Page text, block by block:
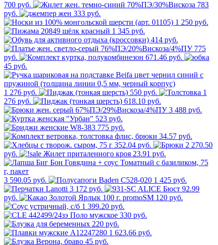
700 руб.
783
руб.
333 руб.
1 250 руб.
1 345 руб.
414 руб.
775
руб.
671.46 руб.
45 руб.
1 276 руб. 550 руб.
1
276 руб.
618.10 руб.
3 488 руб.
523 руб.
775 руб.
34.57 руб.
352.04 руб.
2 270.50
руб.
23.91 руб.
3 590.05 руб.
1 425 руб.
3 172 руб.
92.99
руб.
120 руб.
1 399.20 руб.
330 руб.
220 руб.
1 623.66 руб.
45 руб.